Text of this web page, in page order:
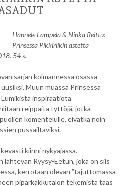
Hannele Lampela & Ninka Reittu:
Prinsessa Pikkiriikin astetta
54 s.
sarjan kolmannessa osassa
Muun muassa Prinsessa
inspiraatiota
reippaita tyttöjä, jotka
komentelulle, eivätkä noin
pussailtaviksi.
kiinni nykyajassa.
lähtevän Ryysy-Eetun, joka on siis
kerrotaan olevan ”tajuttomassa
piparkakkutalon tekemistä taas